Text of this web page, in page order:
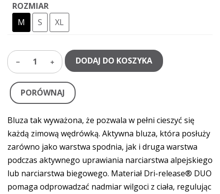
ROZMIAR
M
S XL
1 DODAJ DO KOSZYKA
PORÓWNAJ
Bluza tak wyważona, że pozwala w pełni cieszyć się
każdą zimową wędrówką. Aktywna bluza, która posłuży
zarówno jako warstwa spodnia, jak i druga warstwa
podczas aktywnego uprawiania narciarstwa alpejskiego
lub narciarstwa biegowego. Materiał Dri-release® DUO
pomaga odprowadzać nadmiar wilgoci z ciała, regulując